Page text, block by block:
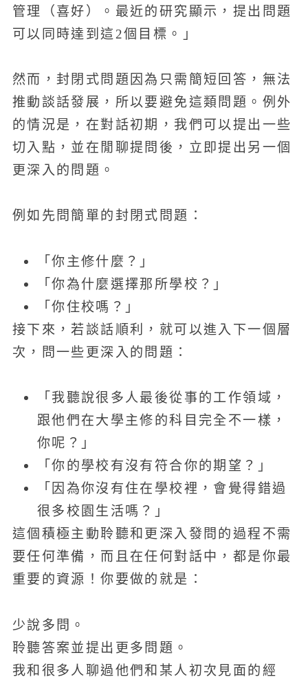
管理（喜好）。最近的研究顯示，提出問題
可以同時達到這2個目標。」
然而，封閉式問題因為只需簡短回答，無法
推動談話發展，所以要避免這類問題。例外
的情況是，在對話初期，我們可以提出一些
切入點，並在閒聊提問後，立即提出另一個
更深入的問題。
例如先問簡單的封閉式問題：
「你主修什麼？」
「你為什麼選擇那所學校？」
「你住校嗎？」
接下來，若談話順利，就可以進入下一個層
次，問一些更深入的問題：
「我聽說很多人最後從事的工作領域，
跟他們在大學主修的科目完全不一樣，
你呢？」
「你的學校有沒有符合你的期望？」
「因為你沒有住在學校裡，會覺得錯過
很多校園生活嗎？」
這個積極主動聆聽和更深入發問的過程不需
要任何準備，而且在任何對話中，都是你最
重要的資源！你要做的就是：
少說多問。
聆聽答案並提出更多問題。
我和很多人聊過他們和某人初次見面的經